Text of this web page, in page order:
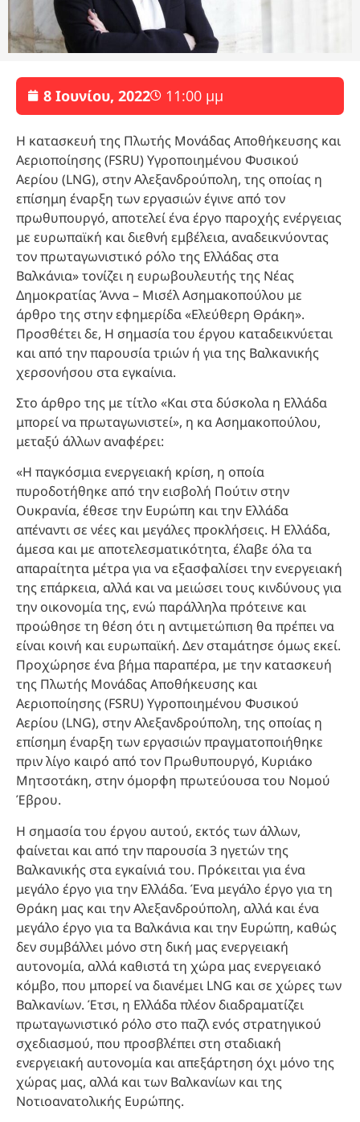
8 Ιουνίου, 2022 11:00 μμ
Η κατασκευή της Πλωτής Μονάδας Αποθήκευσης και
Αεριοποίησης (FSRU) Υγροποιημένου Φυσικού
Αερίου (LNG), στην Αλεξανδρούπολη, της οποίας η
επίσημη έναρξη των εργασιών έγινε από τον
πρωθυπουργό, αποτελεί ένα έργο παροχής ενέργειας
με ευρωπαϊκή και διεθνή εμβέλεια, αναδεικνύοντας
τον πρωταγωνιστικό ρόλο της Ελλάδας στα
Βαλκάνια» τονίζει η ευρωβουλευτής της Νέας
Δημοκρατίας Άννα – Μισέλ Ασημακοπούλου με
άρθρο της στην εφημερίδα «Ελεύθερη Θράκη».
Προσθέτει δε, Η σημασία του έργου καταδεικνύεται
και από την παρουσία τριών ή για της Βαλκανικής
χερσονήσου στα εγκαίνια.
Στο άρθρο της με τίτλο «Και στα δύσκολα η Ελλάδα
μπορεί να πρωταγωνιστεί», η κα Ασημακοπούλου,
μεταξύ άλλων αναφέρει:
«Η παγκόσμια ενεργειακή κρίση, η οποία
πυροδοτήθηκε από την εισβολή Πούτιν στην
Ουκρανία, έθεσε την Ευρώπη και την Ελλάδα
απέναντι σε νέες και μεγάλες προκλήσεις. Η Ελλάδα,
άμεσα και με αποτελεσματικότητα, έλαβε όλα τα
απαραίτητα μέτρα για να εξασφαλίσει την ενεργειακή
της επάρκεια, αλλά και να μειώσει τους κινδύνους για
την οικονομία της, ενώ παράλληλα πρότεινε και
προώθησε τη θέση ότι η αντιμετώπιση θα πρέπει να
είναι κοινή και ευρωπαϊκή. Δεν σταμάτησε όμως εκεί.
Προχώρησε ένα βήμα παραπέρα, με την κατασκευή
της Πλωτής Μονάδας Αποθήκευσης και
Αεριοποίησης (FSRU) Υγροποιημένου Φυσικού
Αερίου (LNG), στην Αλεξανδρούπολη, της οποίας η
επίσημη έναρξη των εργασιών πραγματοποιήθηκε
πριν λίγο καιρό από τον Πρωθυπουργό, Κυριάκο
Μητσοτάκη, στην όμορφη πρωτεύουσα του Νομού
Έβρου.
Η σημασία του έργου αυτού, εκτός των άλλων,
φαίνεται και από την παρουσία 3 ηγετών της
Βαλκανικής στα εγκαίνιά του. Πρόκειται για ένα
μεγάλο έργο για την Ελλάδα. Ένα μεγάλο έργο για τη
Θράκη μας και την Αλεξανδρούπολη, αλλά και ένα
μεγάλο έργο για τα Βαλκάνια και την Ευρώπη, καθώς
δεν συμβάλλει μόνο στη δική μας ενεργειακή
αυτονομία, αλλά καθιστά τη χώρα μας ενεργειακό
κόμβο, που μπορεί να διανέμει LNG και σε χώρες των
Βαλκανίων. Έτσι, η Ελλάδα πλέον διαδραματίζει
πρωταγωνιστικό ρόλο στο παζλ ενός στρατηγικού
σχεδιασμού, που προσβλέπει στη σταδιακή
ενεργειακή αυτονομία και απεξάρτηση όχι μόνο της
χώρας μας, αλλά και των Βαλκανίων και της
Νοτιοανατολικής Ευρώπης.